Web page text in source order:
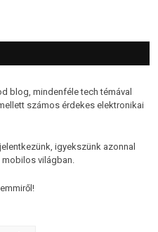
blog, mindenféle tech témával
számos érdekes elektronikai
igyekszünk azonnal
világban.